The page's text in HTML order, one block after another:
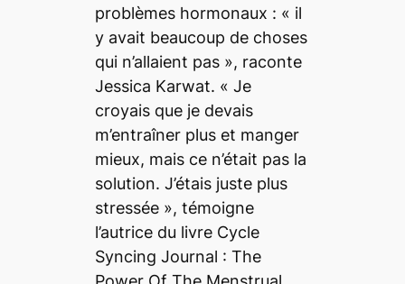
problèmes hormonaux : « il
y avait beaucoup de choses
qui n’allaient pas », raconte
Jessica Karwat. « Je
croyais que je devais
m’entraîner plus et manger
mieux, mais ce n’était pas la
solution. J’étais juste plus
stressée », témoigne
l’autrice du livre Cycle
Syncing Journal : The